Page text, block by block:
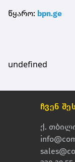
წყარო: bpn.ge
undefined
ჩვენ
ქ.